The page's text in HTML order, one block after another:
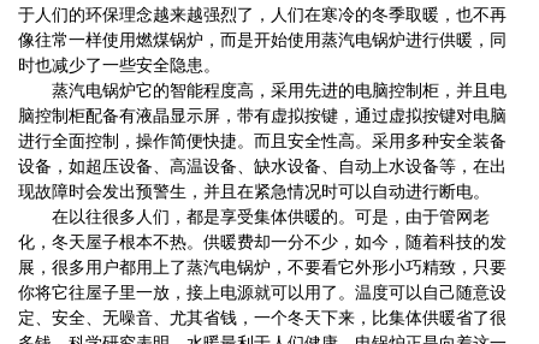
于人们的环保理念越来越强烈了，人们在寒冷的冬季取暖，也不再
像往常一样使用燃煤锅炉，而是开始使用蒸汽电锅炉进行供暖，同
时也减少了一些安全隐患。
蒸汽电锅炉它的智能程度高，采用先进的电脑控制柜，并且电
脑控制柜配备有液晶显示屏，带有虚拟按键，通过虚拟按键对电脑
进行全面控制，操作简便快捷。而且安全性高。采用多种安全装备
设备，如超压设备、高温设备、缺水设备、自动上水设备等，在出
现故障时会发出预警生，并且在紧急情况时可以自动进行断电。
在以往很多人们，都是享受集体供暖的。可是，由于管网老
化，冬天屋子根本不热。供暖费却一分不少，如今，随着科技的发
展，很多用户都用上了蒸汽电锅炉，不要看它外形小巧精致，只要
你将它往屋子里一放，接上电源就可以用了。温度可以自己随意设
定、安全、无噪音、尤其省钱，一个冬天下来，比集体供暖省了很